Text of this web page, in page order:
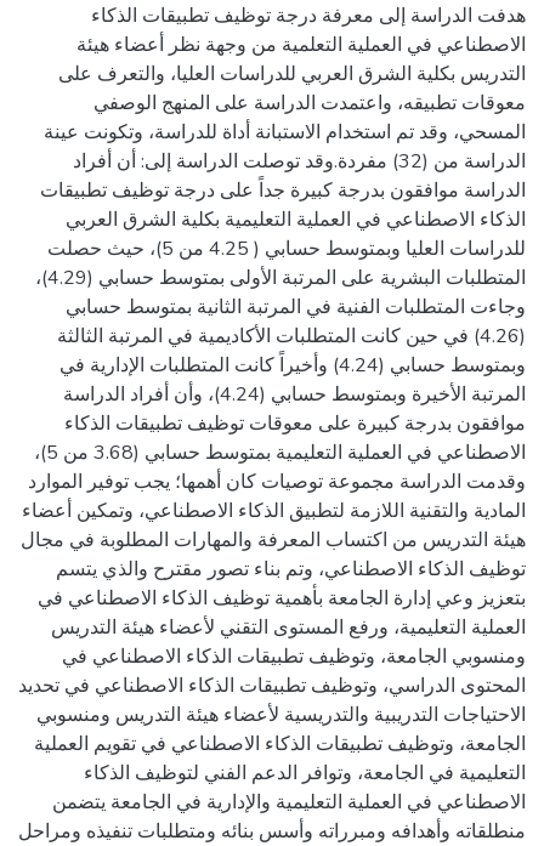
هدفت الدراسة إلى معرفة درجة توظيف تطبيقات الذكاء
الاصطناعي في العملية التعلمية من وجهة نظر أعضاء هيئة
التدريس بكلية الشرق العربي للدراسات العليا، والتعرف على
معوقات تطبيقه، واعتمدت الدراسة على المنهج الوصفي
المسحي، وقد تم استخدام الاستبانة أداة للدراسة، وتكونت عينة
الدراسة من (32) مفردة.وقد توصلت الدراسة إلى: أن أفراد
الدراسة موافقون بدرجة كبيرة جداً على درجة توظيف تطبيقات
الذكاء الاصطناعي في العملية التعليمية بكلية الشرق العربي
للدراسات العليا وبمتوسط حسابي ( 4.25 من 5)، حيث حصلت
المتطلبات البشرية على المرتبة الأولى بمتوسط حسابي (4.29)،
وجاءت المتطلبات الفنية في المرتبة الثانية بمتوسط حسابي
(4.26) في حين كانت المتطلبات الأكاديمية في المرتبة الثالثة
وبمتوسط حسابي (4.24) وأخيراً كانت المتطلبات الإدارية في
المرتبة الأخيرة وبمتوسط حسابي (4.24)، وأن أفراد الدراسة
موافقون بدرجة كبيرة على معوقات توظيف تطبيقات الذكاء
الاصطناعي في العملية التعليمية بمتوسط حسابي (3.68 من 5)،
وقدمت الدراسة مجموعة توصيات كان أهمها؛ يجب توفير الموارد
المادية والتقنية اللازمة لتطبيق الذكاء الاصطناعي، وتمكين أعضاء
هيئة التدريس من اكتساب المعرفة والمهارات المطلوبة في مجال
توظيف الذكاء الاصطناعي، وتم بناء تصور مقترح والذي يتسم
بتعزيز وعي إدارة الجامعة بأهمية توظيف الذكاء الاصطناعي في
العملية التعليمية، ورفع المستوى التقني لأعضاء هيئة التدريس
ومنسوبي الجامعة، وتوظيف تطبيقات الذكاء الاصطناعي في
المحتوى الدراسي، وتوظيف تطبيقات الذكاء الاصطناعي في تحديد
الاحتياجات التدريبية والتدريسية لأعضاء هيئة التدريس ومنسوبي
الجامعة، وتوظيف تطبيقات الذكاء الاصطناعي في تقويم العملية
التعليمية في الجامعة، وتوافر الدعم الفني لتوظيف الذكاء
الاصطناعي في العملية التعليمية والإدارية في الجامعة يتضمن
منطلقاته وأهدافه ومبرراته وأسس بنائه ومتطلبات تنفيذه ومراحل